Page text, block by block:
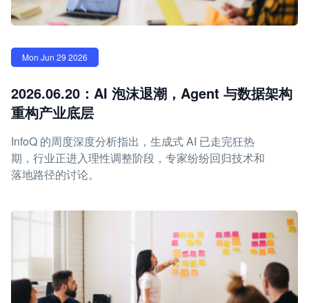
Mon Jun 29 2026
2026.06.20：AI 泡沫退潮，Agent 与数据架构
重构产业底层
InfoQ 的周度深度分析指出，生成式 AI 已走完狂热
期，行业正进入理性调整阶段，专家纷纷回归技术和
落地路径的讨论。